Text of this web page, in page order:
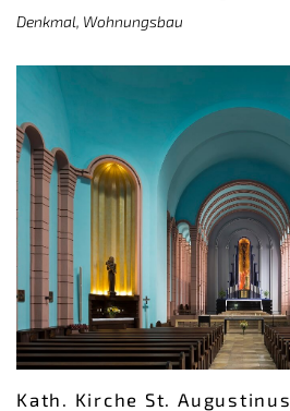
Denkmal, Wohnungsbau
Kath. Kirche St. Augustinus